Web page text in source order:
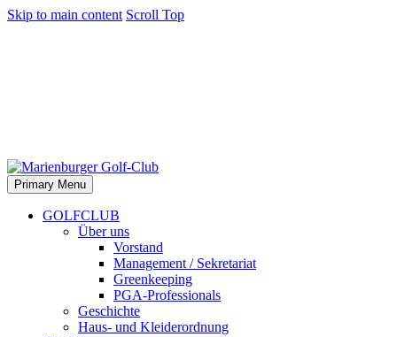
Skip to main content Scroll Top
Primary Menu
GOLFCLUB
Über uns
Vorstand
Management / Sekretariat
Greenkeeping
PGA-Professionals
Geschichte
Haus- und Kleiderordnung